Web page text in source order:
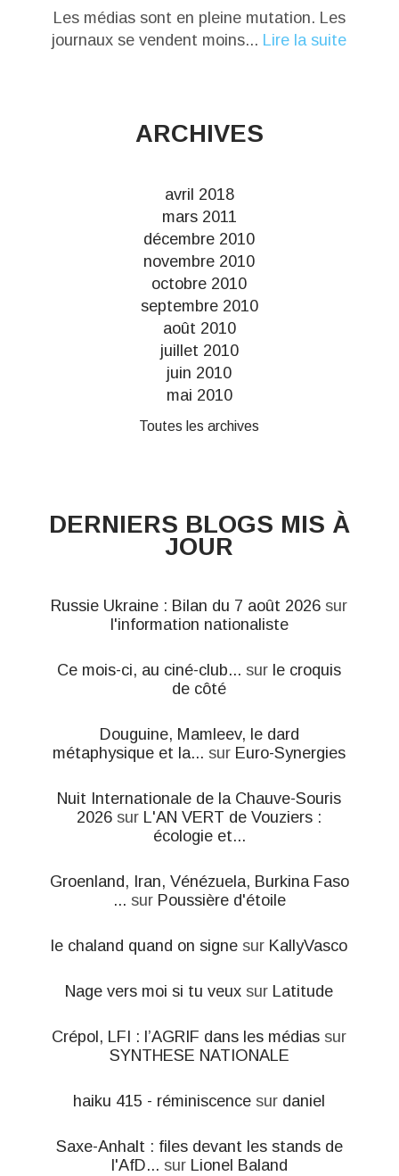
Les médias sont en pleine mutation. Les
journaux se vendent moins... Lire la suite
ARCHIVES
avril 2018
mars 2011
décembre 2010
novembre 2010
octobre 2010
septembre 2010
août 2010
juillet 2010
juin 2010
mai 2010
Toutes les archives
DERNIERS BLOGS MIS À
JOUR
Russie Ukraine : Bilan du 7 août 2026 sur
l'information nationaliste
Ce mois-ci, au ciné-club... sur le croquis
de côté
Douguine, Mamleev, le dard
métaphysique et la... sur Euro-Synergies
Nuit Internationale de la Chauve-Souris
2026 sur L'AN VERT de Vouziers :
écologie et...
Groenland, Iran, Vénézuela, Burkina Faso
... sur Poussière d'étoile
le chaland quand on signe sur KallyVasco
Nage vers moi si tu veux sur Latitude
Crépol, LFI : l’AGRIF dans les médias sur
SYNTHESE NATIONALE
haiku 415 - réminiscence sur daniel
Saxe-Anhalt : files devant les stands de
l'AfD... sur Lionel Baland